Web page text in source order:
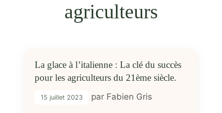
agriculteurs
La glace à l’italienne : La clé du succès
pour les agriculteurs du 21ème siècle.
15 juillet 2023 par Fabien Gris